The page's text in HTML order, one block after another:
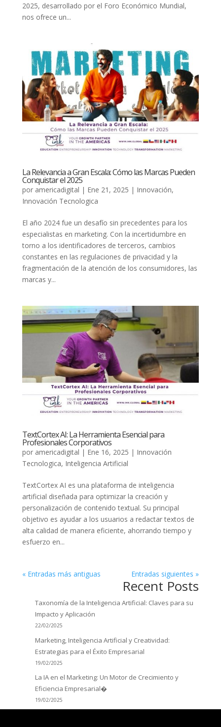
2025, desarrollado por el Foro Económico Mundial,
nos ofrece un...
La Relevancia a Gran Escala: Cómo las Marcas Pueden
Conquistar el 2025
por americadigital | Ene 21, 2025 | Innovación,
Innovación Tecnologica
El año 2024 fue un desafío sin precedentes para los
especialistas en marketing. Con la incertidumbre en
torno a los identificadores de terceros, cambios
constantes en las regulaciones de privacidad y la
fragmentación de la atención de los consumidores, las
marcas y...
TextCortex AI: La Herramienta Esencial para
Profesionales Corporativos
por americadigital | Ene 16, 2025 | Innovación
Tecnologica, Inteligencia Artificial
TextCortex AI es una plataforma de inteligencia
artificial diseñada para optimizar la creación y
personalización de contenido textual. Su principal
objetivo es ayudar a los usuarios a redactar textos de
alta calidad de manera eficiente, ahorrando tiempo y
esfuerzo en...
« Entradas más antiguas Entradas siguientes »
Recent Posts
Taxonomía de la Inteligencia Artificial: Claves para su
Impacto y Aplicación
22/02/2025
Marketing, Inteligencia Artificial y Creatividad:
Estrategias para el Éxito Empresarial
19/02/2025
La IA en el Marketing: Un Motor de Crecimiento y
Eficiencia Empresarial�
19/02/2025